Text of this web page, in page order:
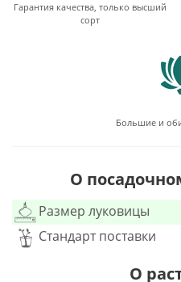
Гарантия качества, только высший
сорт
Большие и
О
Размер луковицы
Стандарт поставки
О